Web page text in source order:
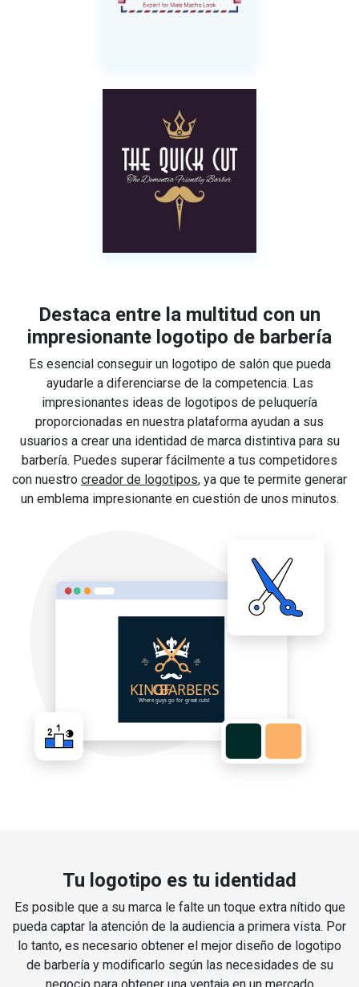
Destaca entre la multitud con un
impresionante logotipo de barbería
Es esencial conseguir un logotipo de salón que pueda
ayudarle a diferenciarse de la competencia. Las
impresionantes ideas de logotipos de peluquería
proporcionadas en nuestra plataforma ayudan a sus
usuarios a crear una identidad de marca distintiva para su
barbería. Puedes superar fácilmente a tus competidores
con nuestro creador de logotipos, ya que te permite generar
un emblema impresionante en cuestión de unos minutos.
Tu logotipo es tu identidad
Es posible que a su marca le falte un toque extra nítido que
pueda captar la atención de la audiencia a primera vista. Por
lo tanto, es necesario obtener el mejor diseño de logotipo
de barbería y modificarlo según las necesidades de su